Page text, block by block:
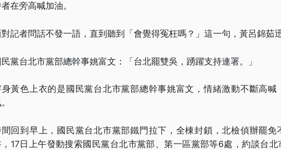
在旁高喊加油。
記者問話不發一語，直到聽到「會覺得冤枉嗎？」這一句，黃呂錦茹
黨台北市黨部總幹事姚富文：「台北罷雙吳，踴躍支持連署。」
身黃色上衣的是國民黨台北市黨部總幹事姚富文，情緒激動不斷高喊
間回到早上，國民黨台北市黨部鐵門拉下，全棟封鎖，北檢偵辦罷免
17日上午發動搜索國民黨台北市黨部、第一區黨部等6處，約談台